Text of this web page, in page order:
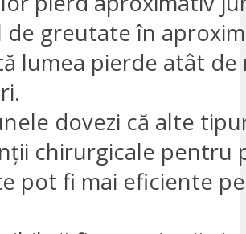
de greutate în
lumea pierde atât
dovezi că alte
chirurgicale pentru
pot fi mai eficiente